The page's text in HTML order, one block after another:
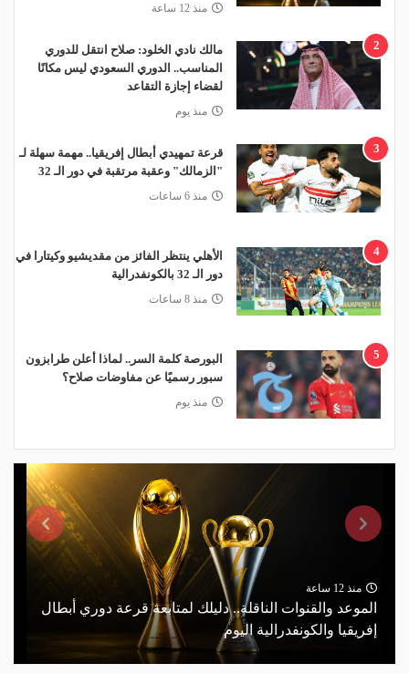
منذ 12 ساعة
2
مالك نادي الخلود: صلاح انتقل للدوري
المناسب.. الدوري السعودي ليس مكانًا
لقضاء إجازة التقاعد
منذ يوم
3
قرعة تمهيدي أبطال إفريقيا.. مهمة سهلة لـ
"الزمالك" وعقبة مرتقبة في دور الـ 32
منذ 6 ساعات
4
الأهلي ينتظر الفائز من مقديشيو وكيتارا في
دور الـ 32 بالكونفدرالية
منذ 8 ساعات
5
البورصة كلمة السر.. لماذا أعلن طرابزون
سبور رسميًا عن مفاوضات صلاح؟
منذ يوم
منذ 12 ساعة
الموعد والقنوات الناقلة.. دليلك لمتابعة قرعة دوري أبطال
إفريقيا والكونفدرالية اليوم